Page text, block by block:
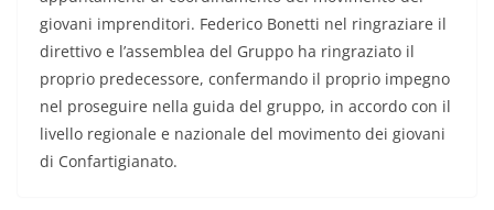
giovani imprenditori. Federico Bonetti nel ringraziare il
direttivo e l’assemblea del Gruppo ha ringraziato il
proprio predecessore, confermando il proprio impegno
nel proseguire nella guida del gruppo, in accordo con il
livello regionale e nazionale del movimento dei giovani
di Confartigianato.